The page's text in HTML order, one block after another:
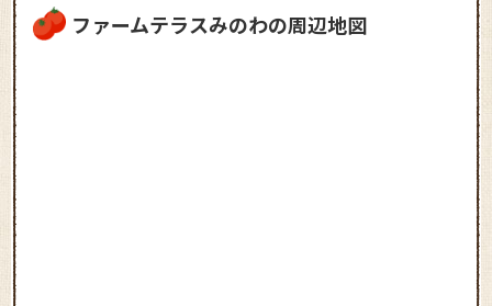
ファームテラスみのわの周辺地図